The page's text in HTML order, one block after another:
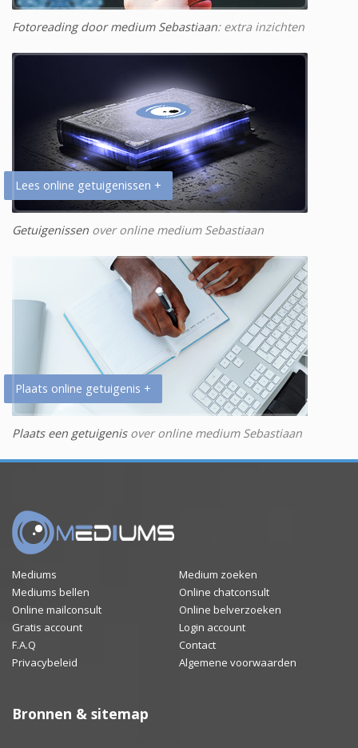
Fotoreading door medium Sebastiaan: extra inzichten
Lees online getuigenissen +
Getuigenissen over online medium Sebastiaan
Plaats online getuigenis +
Plaats een getuigenisover online medium Sebastiaan
Mediums
Medium zoeken
Mediums bellen
Online chatconsult
Online mailconsult
Online belverzoeken
Gratis account
Login account
F.A.Q
Contact
Privacybeleid
Algemene voorwaarden
Bronnen & sitemap